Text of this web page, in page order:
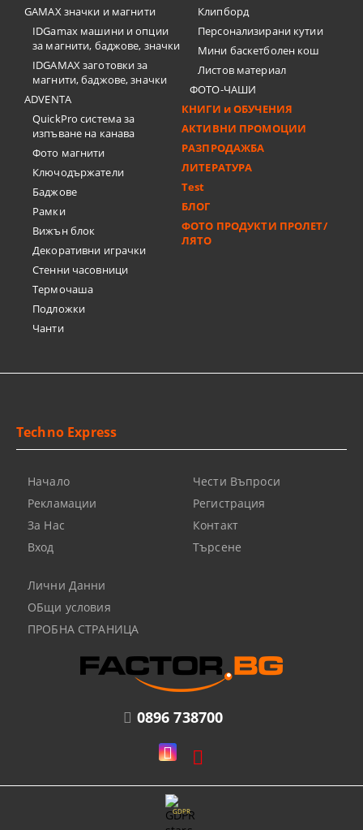
GAMAX значки и магнити
IDGamax машини и опции
за магнити, баджове, значки
IDGAMAX заготовки за
магнити, баджове, значки
ADVENTA
QuickPro система за
изпъване на канава
Фото магнити
Ключодържатели
Баджове
Рамки
Вижън блок
Декоративни играчки
Стенни часовници
Термочашa
Подложки
Чанти
Клипборд
Персонализирани кутии
Мини баскетболен кош
Листов материал
ФОТО-ЧАШИ
КНИГИ и ОБУЧЕНИЯ
АКТИВНИ ПРОМОЦИИ
РАЗПРОДАЖБА
ЛИТЕРАТУРА
Test
БЛОГ
ФОТО ПРОДУКТИ ПРОЛЕТ/
ЛЯТО
0896 738700
Techno Express
Начало
Рекламации
За Нас
Вход
Чести Въпроси
Регистрация
Контакт
Търсене
Лични Данни
ОБщи условия
ПРОБНА СТРАНИЦА
GDPR